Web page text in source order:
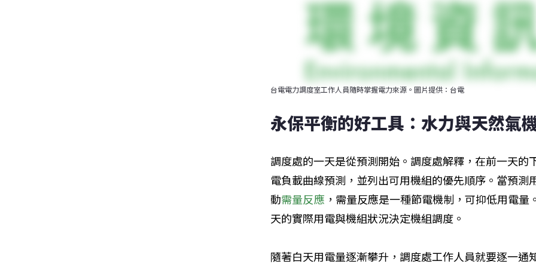
台電電力調度室工作人員隨時掌握電力來源。圖片提供：台電
永保平衡的好工具：水力與天然氣
調度處的一天是從預測開始。調度處解釋，在前一天的
電負載曲線預測，並列出可用機組的優先順序。當預測
動需量反應 ，需量反應是一種節電機制，可抑低用電
天的實際用電與機組狀況決定機組調度。
隨著白天用電量逐漸攀升，調度處工作人員就要逐一通